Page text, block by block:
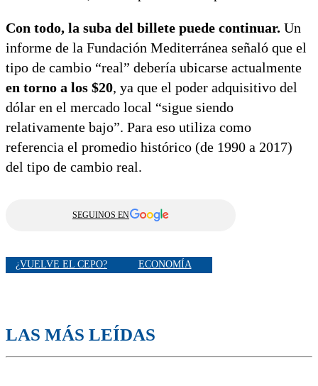
Con todo, la suba del billete puede continuar. Un
informe de la Fundación Mediterránea señaló que el
tipo de cambio “real” debería ubicarse actualmente
en torno a los $20, ya que el poder adquisitivo del
dólar en el mercado local “sigue siendo
relativamente bajo”. Para eso utiliza como
referencia el promedio histórico (de 1990 a 2017)
del tipo de cambio real.
SEGUINOS EN
¿VUELVE EL CEPO? ECONOMÍA
LAS MÁS LEÍDAS